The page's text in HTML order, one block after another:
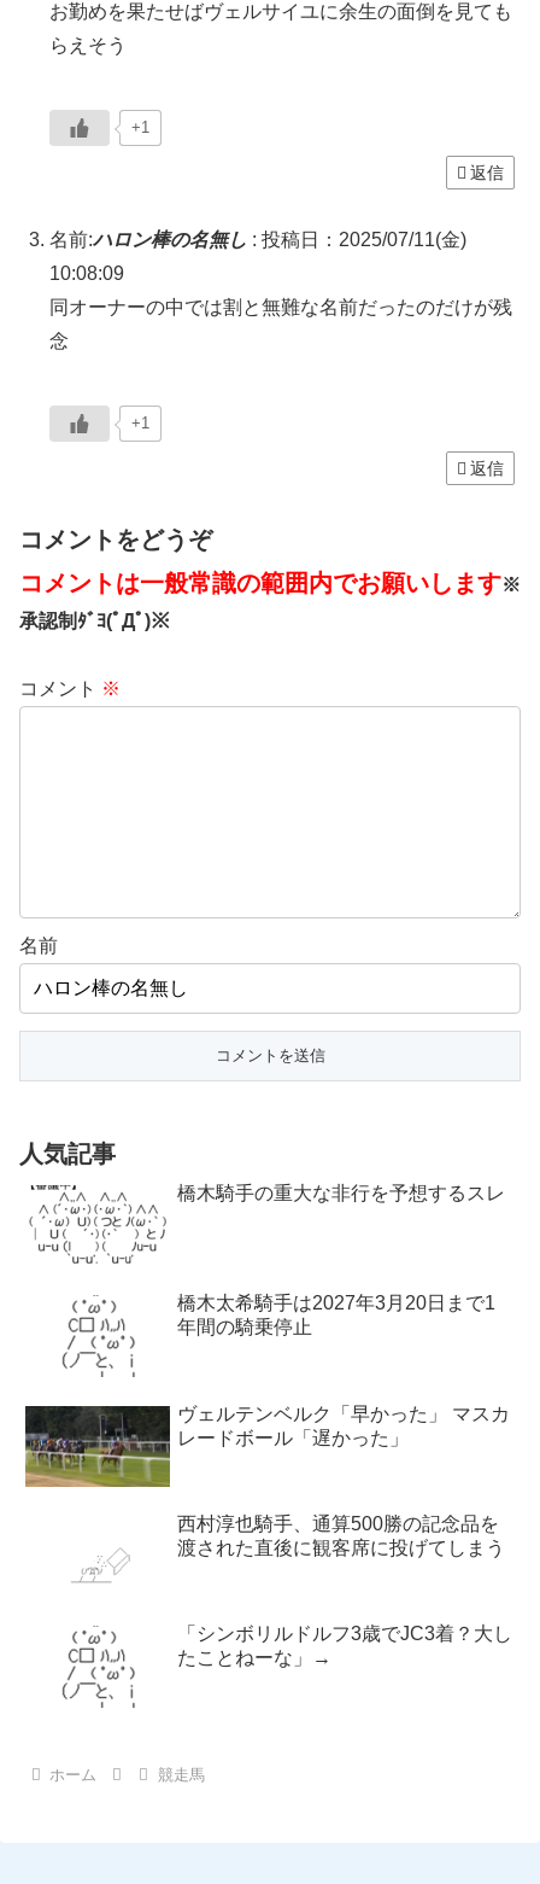
お勤めを果たせばヴェルサイユに余生の面倒を見ても
らえそう
+1
返信
名前:ハロン棒の名無し : 投稿日：2025/07/11(金)
10:08:09
同オーナーの中では割と無難な名前だったのだけが残
念
+1
返信
コメントをどうぞ
コメントは一般常識の範囲内でお願いします※
承認制ﾀﾞﾖ(ﾟДﾟ)※
コメント ※
名前
人気記事
橋木騎手の重大な非行を予想するスレ
橋木太希騎手は2027年3月20日まで1
年間の騎乗停止
ヴェルテンベルク「早かった」 マスカ
レードボール「遅かった」
西村淳也騎手、通算500勝の記念品を
渡された直後に観客席に投げてしまう
「シンボリルドルフ3歳でJC3着？大し
たことねーな」→
ホーム 競走馬